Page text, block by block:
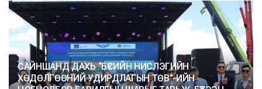
САЙНШАНД ДАХЬ “БҮСИЙН НИСЛЭГИЙН
ХӨДӨЛГӨӨНИЙ УДИРДЛАГЫН ТӨВ”-ИЙН